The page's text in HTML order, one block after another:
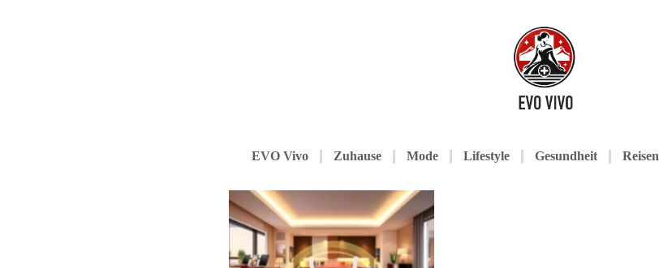
EVO Vivo Zuhause Mode Lifestyle Gesundheit Reisen